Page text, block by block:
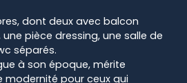
dont deux avec balcon
pièce dressing, une salle de
séparés.
à son époque, mérite
modernité pour ceux qui